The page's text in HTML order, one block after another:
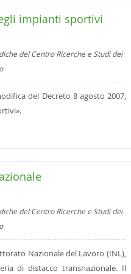
impianti sportivi
del Centro Ricerche e Studi dei
del Decreto 8 agosto 2007,
del Centro Ricerche e Studi dei
Nazionale del Lavoro (INL),
di distacco transnazionale. Il